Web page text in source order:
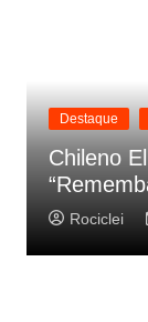
Destaque
Chileno
Rociclei